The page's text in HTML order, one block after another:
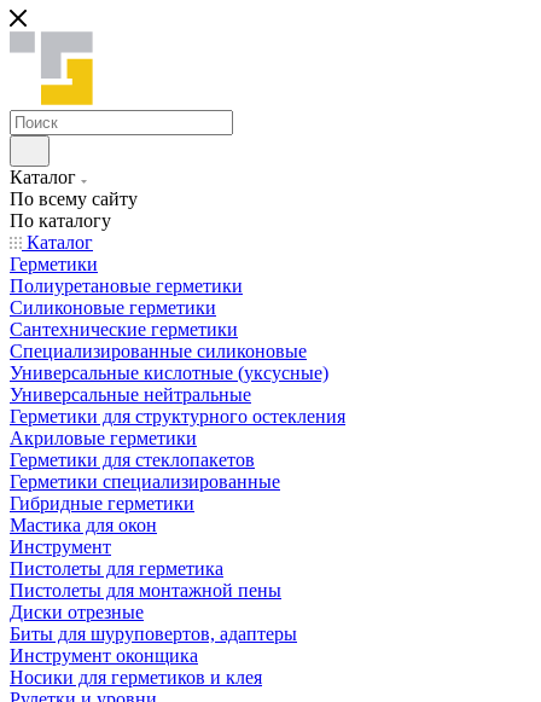
Каталог
По всему сайту
По каталогу
Каталог
Герметики
Полиуретановые герметики
Силиконовые герметики
Сантехнические герметики
Специализированные силиконовые
Универсальные кислотные (уксусные)
Универсальные нейтральные
Герметики для структурного остекления
Акриловые герметики
Герметики для стеклопакетов
Герметики специализированные
Гибридные герметики
Мастика для окон
Инструмент
Пистолеты для герметика
Пистолеты для монтажной пены
Диски отрезные
Биты для шуруповертов, адаптеры
Инструмент оконщика
Носики для герметиков и клея